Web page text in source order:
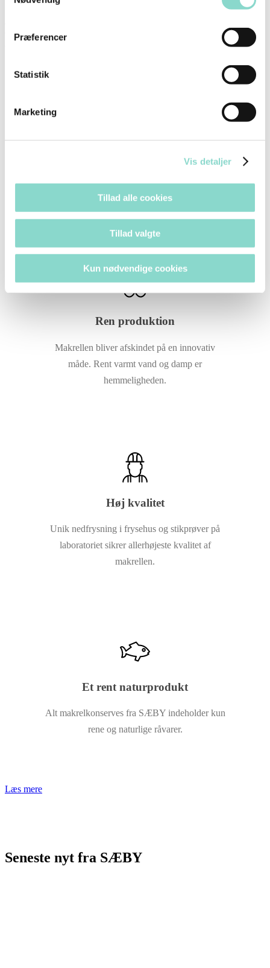
Præferencer
Statistik
Marketing
Vis detaljer
Tillad alle cookies
Tillad valgte
Kun nødvendige cookies
Makrelkonserves fra Sæby Fiske-Industri
er lavet med tanke på fremtiden
fangsttidspunkt til den står på middagsbordet.
Ren produktion
Makrellen bliver afskindet på en innovativ
måde. Rent varmt vand og damp er
hemmeligheden.
Høj kvalitet
Unik nedfrysning i frysehus og stikprøver på
laboratoriet sikrer allerhøjeste kvalitet af
makrellen.
Et rent naturprodukt
Alt makrelkonserves fra SÆBY indeholder kun
rene og naturlige råvarer.
Læs mere
Seneste nyt fra SÆBY